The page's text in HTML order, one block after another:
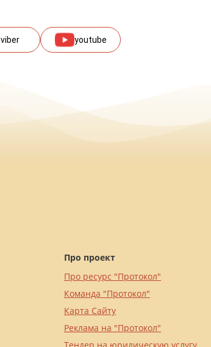
viber youtube
Про проект
Про ресурс "Протокол"
Команда "Протокол"
Карта Сайту
Реклама на "Протокол"